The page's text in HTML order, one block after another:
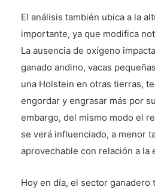
El análisis también ubica a la
importante, ya que modifica
La ausencia de oxígeno
ganado andino, vacas
una Holstein en otras tierras,
engordar y engrasar más por
embargo, del mismo modo el
se verá influenciado, a menor
aprovechable con relación a la
Hoy en día, el sector ganadero